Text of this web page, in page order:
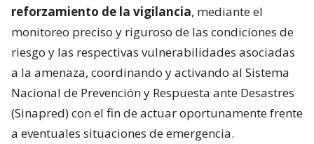
reforzamiento de la vigilancia, mediante el
monitoreo preciso y riguroso de las condiciones de
riesgo y las respectivas vulnerabilidades asociadas
a la amenaza, coordinando y activando al Sistema
Nacional de Prevención y Respuesta ante Desastres
(Sinapred) con el fin de actuar oportunamente frente
a eventuales situaciones de emergencia.